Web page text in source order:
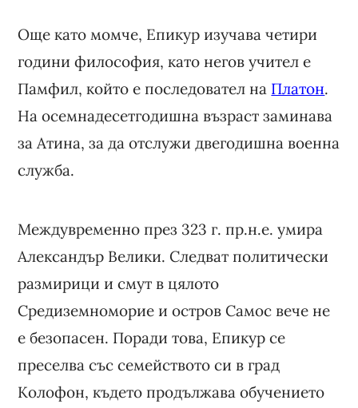
Още като момче, Епикур изучава четири
години философия, като негов учител е
Памфил, който е последовател на Платон.
На осемнадесетгодишна възраст заминава
за Атина, за да отслужи двегодишна военна
служба.
Междувременно през 323 г. пр.н.е. умира
Александър Велики. Следват политически
размирици и смут в цялото
Средиземноморие и остров Самос вече не
е безопасен. Поради това, Епикур се
преселва със семейството си в град
Колофон, където продължава обучението